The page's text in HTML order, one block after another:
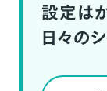
設定は
日々の